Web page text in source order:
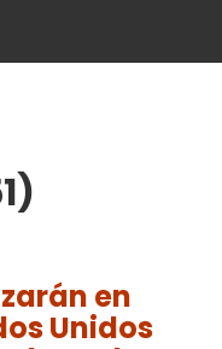
en
Unidos